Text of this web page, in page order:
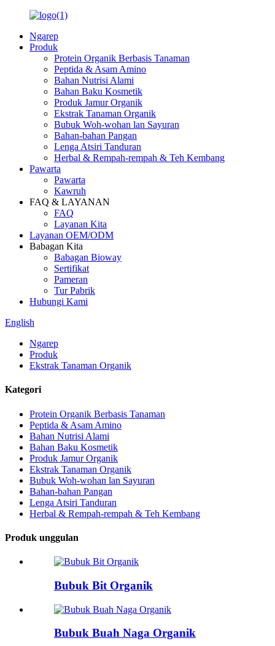
Ngarep
Produk
Protein Organik Berbasis Tanaman
Peptida & Asam Amino
Bahan Nutrisi Alami
Bahan Baku Kosmetik
Produk Jamur Organik
Ekstrak Tanaman Organik
Bubuk Woh-wohan lan Sayuran
Bahan-bahan Pangan
Lenga Atsiri Tanduran
Herbal & Rempah-rempah & Teh Kembang
Pawarta
Pawarta
Kawruh
FAQ & LAYANAN
FAQ
Layanan Kita
Layanan OEM/ODM
Babagan Kita
Babagan Bioway
Sertifikat
Pameran
Tur Pabrik
Hubungi Kami
English
Ngarep
Produk
Ekstrak Tanaman Organik
Kategori
Protein Organik Berbasis Tanaman
Peptida & Asam Amino
Bahan Nutrisi Alami
Bahan Baku Kosmetik
Produk Jamur Organik
Ekstrak Tanaman Organik
Bubuk Woh-wohan lan Sayuran
Bahan-bahan Pangan
Lenga Atsiri Tanduran
Herbal & Rempah-rempah & Teh Kembang
Produk unggulan
Bubuk Bit Organik
Bubuk Buah Naga Organik